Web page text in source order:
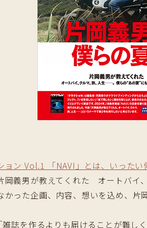
ョン Vol.1 「NAVI」とは、いったい
岡義男が教えてくれた オートバ
った企画、内容、想いを込め、
を作るよりも届けることが難し